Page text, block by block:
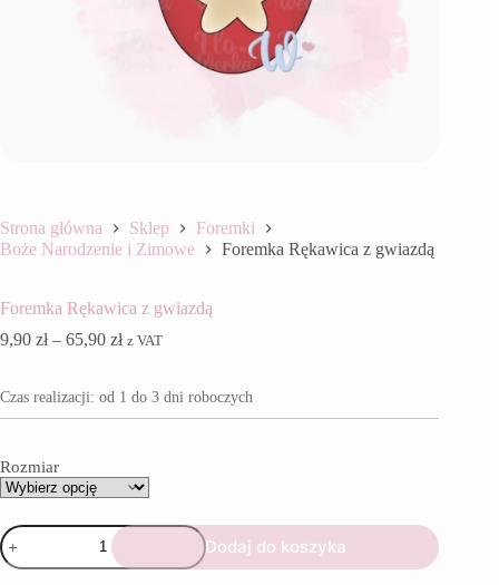
Strona główna Sklep
Foremki
Boże Narodzenie i Zimowe
Foremka Rękawica z gwiazdą
Foremka Rękawica z gwiazdą
9,90 zł – 65,90 złZakres
9,90 zł
do
z VAT
Czas realizacji: od 1 do 3 dni roboczych
Rozmiar
ilość
Foremka
Rękawica
Dodaj do koszyka